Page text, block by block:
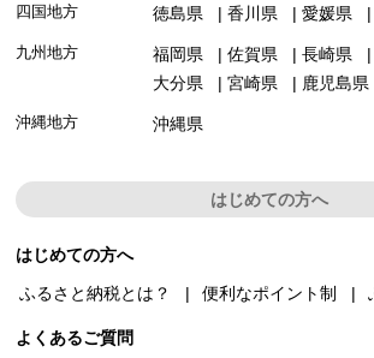
四国地方 徳島県 香川県 愛媛県
九州地方 福岡県 佐賀県 長崎県
大分県
宮崎県 鹿児島県
沖縄地方 沖縄県
はじめての方へ
はじめての方へ
ふるさと納税とは？
便利なポイント制
よくあるご質問